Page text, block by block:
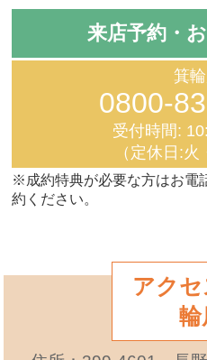
来店予約・
箕
0800-
受付時間:
（定休日:火
※成約特典が必要な方はお電
約ください。
アク
輪